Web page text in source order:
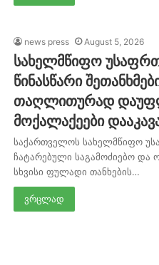
news press August 5, 2026
სახელმწიფო
წინასწარი
თაღლითურად
მოქალაქეები
საქართველოს სახელმწიფო
ჩატარებული საგამოძიებო და
სხვისი ფულადი თანხების…
ვრცლად